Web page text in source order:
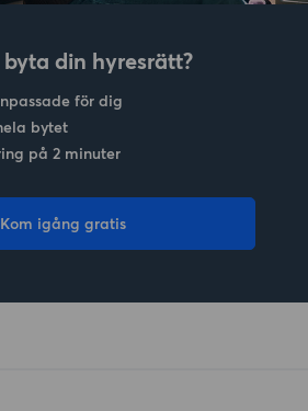
din hyresrätt?
för dig
bytet
på 2 minuter
Kom igång gratis